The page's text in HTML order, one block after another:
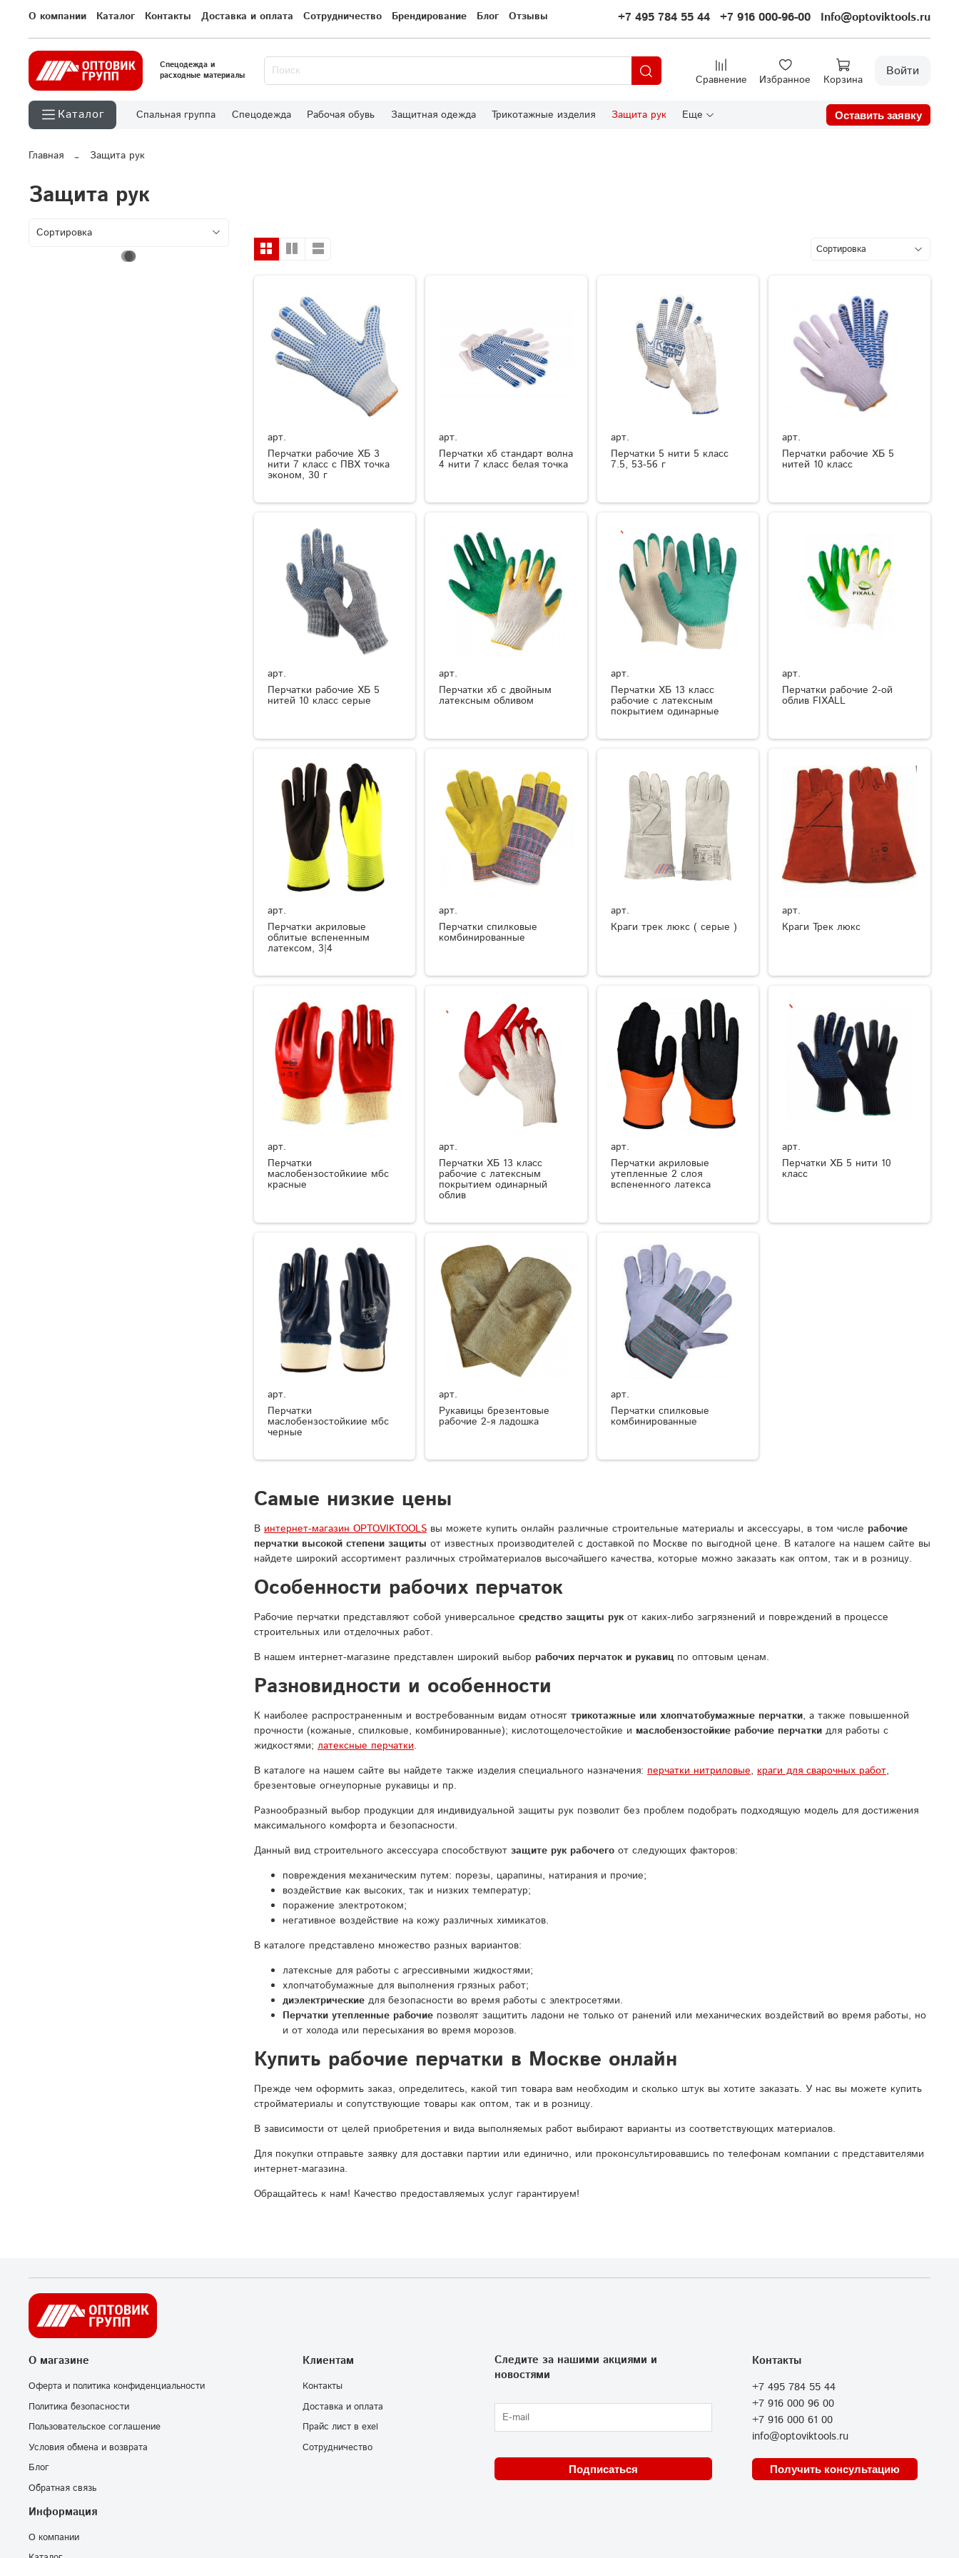
О компании Каталог Контакты Доставка и оплата Сотрудничество Брендирование Блог Отзывы +7 495 784 55 44 +7 916 000-96-00 Info@optoviktools.ru
Спецодежда и
расходные материалы
Сравнение Избранное Корзина
Войти
Каталог Спальная группа Спецодежда Рабочая обувь Защитная одежда Трикотажные изделия Защита рук Еще Оставить заявку
Главная Защита рук
Защита рук
арт.
Перчатки рабочие ХБ 3
нити 7 класс с ПВХ точка
эконом, 30 г
арт.
Перчатки хб стандарт волна
4 нити 7 класс белая точка
арт.
Перчатки 5 нити 5 класс
7.5, 53-56 г
арт.
Перчатки рабочие ХБ 5
нитей 10 класс
арт.
Перчатки рабочие ХБ 5
нитей 10 класс серые
арт.
Перчатки хб с двойным
латексным обливом
арт.
Перчатки ХБ 13 класс
рабочие с латексным
покрытием одинарные
арт.
Перчатки рабочие 2-ой
облив FIXALL
арт.
Перчатки акриловые
облитые вспененным
латексом, 3|4
арт.
Перчатки спилковые
комбинированные
арт.
Краги трек люкс ( серые )
арт.
Краги Трек люкс
арт.
Перчатки
маслобензостойкиие мбс
красные
арт.
Перчатки ХБ 13 класс
рабочие с латексным
покрытием одинарный
облив
арт.
Перчатки акриловые
утепленные 2 слоя
вспененного латекса
арт.
Перчатки ХБ 5 нити 10
класс
арт.
Перчатки
маслобензостойкиие мбс
черные
арт.
Рукавицы брезентовые
рабочие 2-я ладошка
арт.
Перчатки спилковые
комбинированные
Самые низкие цены
В интернет-магазин OPTOVIKTOOLSвы можете купить онлайн различные строительные материалы и аксессуары, в том числе рабочие
перчатки высокой степени защиты от известных производителей с доставкой по Москве по выгодной цене. В каталоге на нашем сайте вы
найдете широкий ассортимент различных стройматериалов высочайшего качества, которые можно заказать как оптом, так и в розницу.
Особенности рабочих перчаток
Рабочие перчатки представляют собой универсальное средство защиты рукот каких-либо загрязнений и повреждений в процессе
строительных или отделочных работ.
В нашем интернет-магазине представлен широкий выбор рабочих перчаток и рукавицпо оптовым ценам.
Разновидности и особенности
К наиболее распространенным и востребованным видам относят трикотажные или хлопчатобумажные перчатки, а также повышенной
прочности (кожаные, спилковые, комбинированные); кислотощелочестойкие и маслобензостойкие рабочие перчаткидля работы с
жидкостями; латексные перчатки.
В каталоге на нашем сайте вы найдете также изделия специального назначения: перчатки нитриловые, краги для сварочных работ,
брезентовые огнеупорные рукавицы и пр.
Разнообразный выбор продукции для индивидуальной защиты рук позволит без проблем подобрать подходящую модель для достижения
максимального комфорта и безопасности.
Данный вид строительного аксессуара способствуют защите рук рабочегоот следующих факторов:
повреждения механическим путем: порезы, царапины, натирания и прочие;
воздействие как высоких, так и низких температур;
поражение электротоком;
негативное воздействие на кожу различных химикатов.
В каталоге представлено множество разных вариантов:
латексные для работы с агрессивными жидкостями;
хлопчатобумажные для выполнения грязных работ;
диэлектрическиедля безопасности во время работы с электросетями.
Перчатки утепленные рабочиепозволят защитить ладони не только от ранений или механических воздействий во время работы, но
и от холода или пересыхания во время морозов.
Купить рабочие перчатки в Москве онлайн
Прежде чем оформить заказ, определитесь, какой тип товара вам необходим и сколько штук вы хотите заказать. У нас вы можете купить
стройматериалы и сопутствующие товары как оптом, так и в розницу.
В зависимости от целей приобретения и вида выполняемых работ выбирают варианты из соответствующих материалов.
Для покупки отправьте заявку для доставки партии или единично, или проконсультировавшись по телефонам компании с представителями
интернет-магазина.
Обращайтесь к нам! Качество предоставляемых услуг гарантируем!
О магазине
Оферта и политика конфиденциальности
Политика безопасности
Пользовательское соглашение
Условия обмена и возврата
Блог
Обратная связь
Клиентам
Контакты
Доставка и оплата
Прайс лист в exel
Сотрудничество
Информация
О компании
Контакты
+7 495 784 55 44
+7 916 000 96 00
+7 916 000 61 00
info@optoviktools.ru
Получить консультацию
Следите за нашими акциями и
новостями
Подписаться